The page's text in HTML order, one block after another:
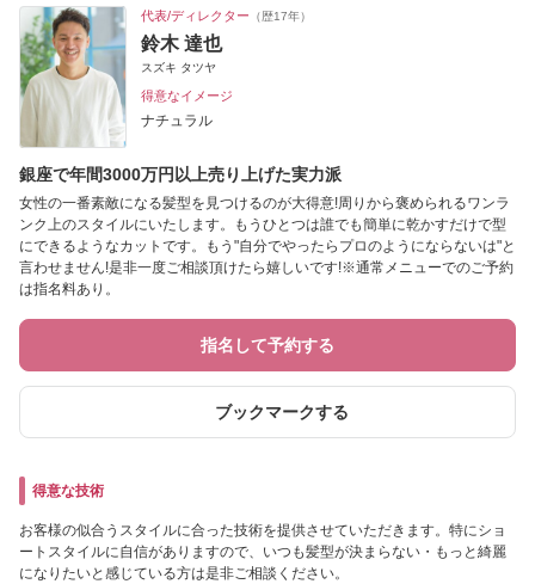
代表/ディレクター （歴17年）
鈴木 達也
スズキ タツヤ
得意なイメージ
ナチュラル
銀座で年間3000万円以上売り上げた実力派
女性の一番素敵になる髪型を見つけるのが大得意!周りから褒められるワンラ
ンク上のスタイルにいたします。もうひとつは誰でも簡単に乾かすだけで型
にできるようなカットです。もう"自分でやったらプロのようにならないは"と
言わせません!是非一度ご相談頂けたら嬉しいです!※通常メニューでのご予約
は指名料あり。
指名して予約する
ブックマークする
得意な技術
お客様の似合うスタイルに合った技術を提供させていただきます。特にショ
ートスタイルに自信がありますので、いつも髪型が決まらない・もっと綺麗
になりたいと感じている方は是非ご相談ください。